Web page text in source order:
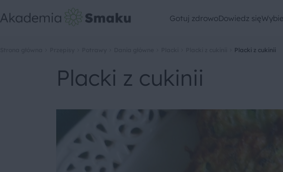
Gotuj zdrowoDowiedz się
Placki z cukinii
Placki z cukinii